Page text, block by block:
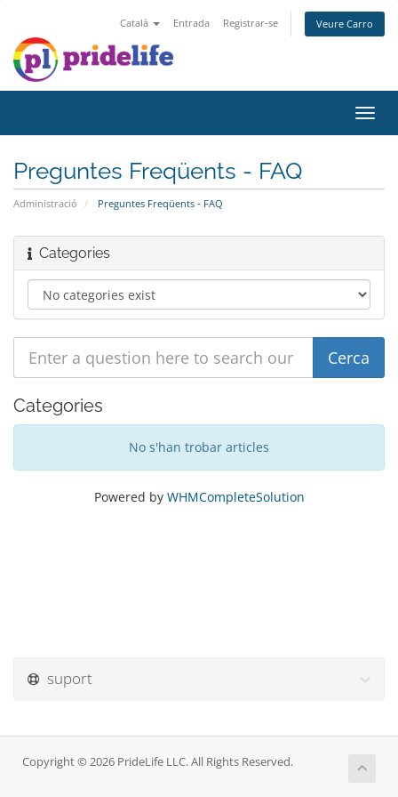
Català Entrada Registrar-se Veure Carro
Preguntes Freqüents - FAQ
Administració Preguntes Freqüents - FAQ
Categories
Categories
No s'han trobar articles
Powered by WHMCompleteSolution
suport
Copyright © 2026 PrideLife LLC. All Rights Reserved.